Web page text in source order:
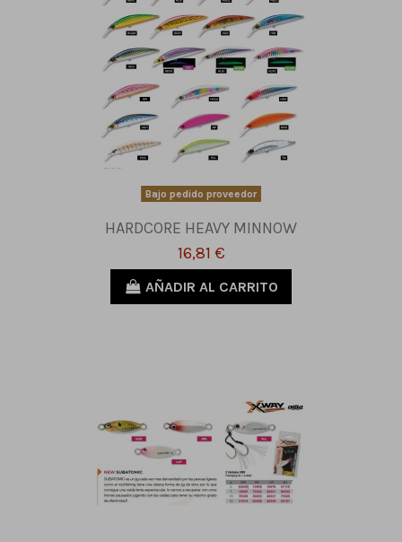
Bajo pedido proveedor
HARDCORE HEAVY MINNOW
16,81 €
AÑADIR AL CARRITO